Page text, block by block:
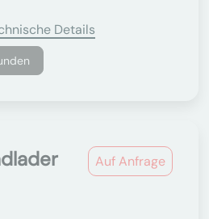
Details
Auf Anfrage